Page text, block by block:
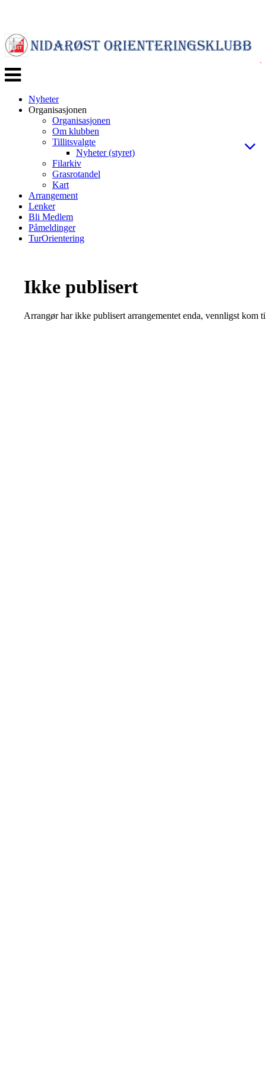
Veksle
navigasjon
Nyheter
Organisasjonen
Organisasjonen
Om klubben
Tillitsvalgte
Nyheter (styret)
Filarkiv
Grasrotandel
Kart
Arrangement
Lenker
Bli Medlem
Påmeldinger
TurOrientering
Ikke publisert
Arrangør har ikke publisert arrangementet enda, vennligst kom